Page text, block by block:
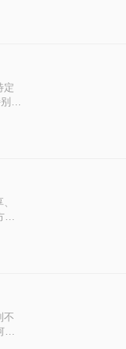
定
是
不
转